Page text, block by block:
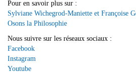
Pour en savoir plus sur :
Sylviane Wichegrod-Maniette et Françoise
Osons la Philosophie
Nous suivre sur les réseaux sociaux :
Facebook
Instagram
Youtube